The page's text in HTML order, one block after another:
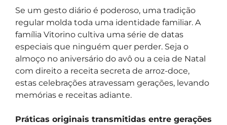
Se um gesto diário é poderoso, uma tradição
regular molda toda uma identidade familiar. A
família Vitorino cultiva uma série de datas
especiais que ninguém quer perder. Seja o
almoço no aniversário do avô ou a ceia de Natal
com direito a receita secreta de arroz-doce,
estas celebrações atravessam gerações, levando
memórias e receitas adiante.
Práticas originais transmitidas entre gerações